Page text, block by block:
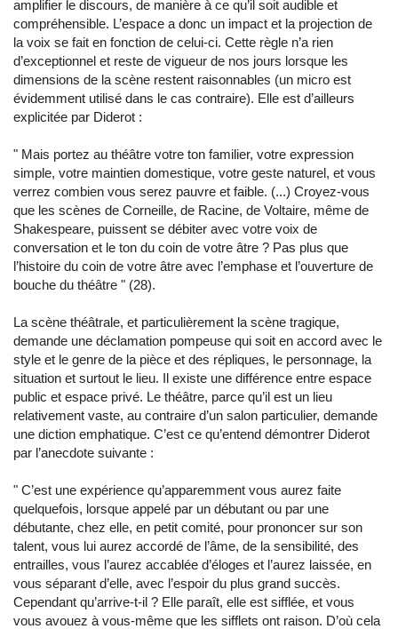
amplifier le discours, de manière à ce qu’il soit audible et
compréhensible. L’espace a donc un impact et la projection de
la voix se fait en fonction de celui-ci. Cette règle n’a rien
d’exceptionnel et reste de vigueur de nos jours lorsque les
dimensions de la scène restent raisonnables (un micro est
évidemment utilisé dans le cas contraire). Elle est d’ailleurs
explicitée par Diderot :
" Mais portez au théâtre votre ton familier, votre expression
simple, votre maintien domestique, votre geste naturel, et vous
verrez combien vous serez pauvre et faible. (...) Croyez-vous
que les scènes de Corneille, de Racine, de Voltaire, même de
Shakespeare, puissent se débiter avec votre voix de
conversation et le ton du coin de votre âtre ? Pas plus que
l’histoire du coin de votre âtre avec l’emphase et l’ouverture de
bouche du théâtre " (28).
La scène théâtrale, et particulièrement la scène tragique,
demande une déclamation pompeuse qui soit en accord avec le
style et le genre de la pièce et des répliques, le personnage, la
situation et surtout le lieu. Il existe une différence entre espace
public et espace privé. Le théâtre, parce qu’il est un lieu
relativement vaste, au contraire d’un salon particulier, demande
une diction emphatique. C’est ce qu’entend démontrer Diderot
par l’anecdote suivante :
" C’est une expérience qu’apparemment vous aurez faite
quelquefois, lorsque appelé par un débutant ou par une
débutante, chez elle, en petit comité, pour prononcer sur son
talent, vous lui aurez accordé de l’âme, de la sensibilité, des
entrailles, vous l’aurez accablée d’éloges et l’aurez laissée, en
vous séparant d’elle, avec l’espoir du plus grand succès.
Cependant qu’arrive-t-il ? Elle paraît, elle est sifflée, et vous
vous avouez à vous-même que les sifflets ont raison. D’où cela